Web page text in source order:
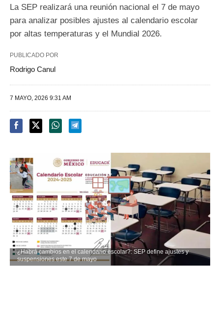
La SEP realizará una reunión nacional el 7 de mayo
para analizar posibles ajustes al calendario escolar
por altas temperaturas y el Mundial 2026.
PUBLICADO POR
Rodrigo Canul
7 MAYO, 2026 9:31 AM
¿Habrá cambios en el calendario escolar?: SEP define ajustes y
suspensiones este 7 de mayo